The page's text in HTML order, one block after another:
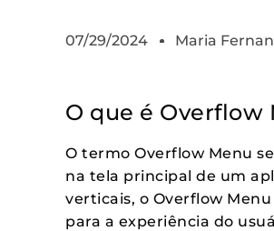
07/29/2024 Maria
O que é Overflow
O termo Overflow Menu
na tela principal de um
verticais, o Overflow
para a experiência do